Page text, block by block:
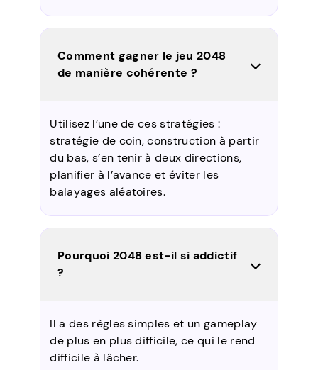
Comment gagner le jeu 2048
de manière cohérente ?
Utilisez l’une de ces stratégies :
stratégie de coin, construction à partir
du bas, s’en tenir à deux directions,
planifier à l’avance et éviter les
balayages aléatoires.
Pourquoi 2048 est-il si addictif
?
Il a des règles simples et un gameplay
de plus en plus difficile, ce qui le rend
difficile à lâcher.